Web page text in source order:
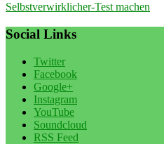
Selbstverwirklicher-Test machen
Social Links
Twitter
Facebook
Google+
Instagram
YouTube
Soundcloud
RSS Feed